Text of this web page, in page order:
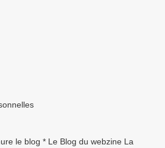
le blog * Le Blog du webzine La